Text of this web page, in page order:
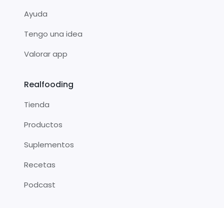
Ayuda
Tengo una idea
Valorar app
Realfooding
Tienda
Productos
Suplementos
Recetas
Podcast